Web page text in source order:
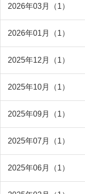
2026年03月（1）
2026年01月（1）
2025年12月（1）
2025年10月（1）
2025年09月（1）
2025年07月（1）
2025年06月（1）